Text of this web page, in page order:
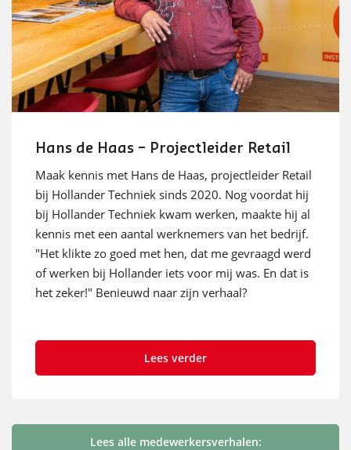
Hans de Haas – Projectleider Retail
Maak kennis met Hans de Haas, projectleider Retail
bij Hollander Techniek sinds 2020. Nog voordat hij
bij Hollander Techniek kwam werken, maakte hij al
kennis met een aantal werknemers van het bedrijf.
"Het klikte zo goed met hen, dat me gevraagd werd
of werken bij Hollander iets voor mij was. En dat is
het zeker!" Benieuwd naar zijn verhaal?
Lees verder
Lees alle medewerkersverhalen: